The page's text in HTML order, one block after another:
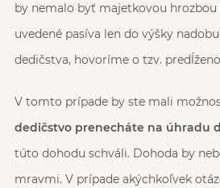
by nemalo byť majetkovou hrozbou
uvedené pasíva len do výšky
dedičstva, hovoríme o tzv.
V tomto prípade by ste mali
dedičstvo prenecháte na úhradu
túto dohodu schváli. Dohoda by
mravmi. V prípade akýchkoľvek